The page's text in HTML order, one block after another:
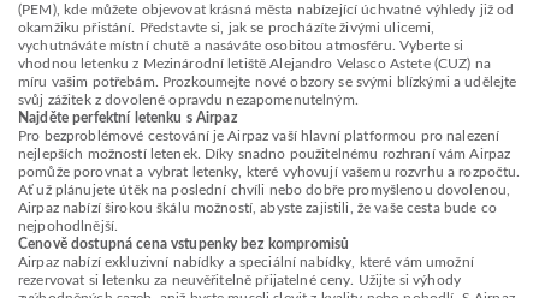
(PEM), kde můžete objevovat krásná města nabízející úchvatné výhledy již od
okamžiku přistání. Představte si, jak se procházíte živými ulicemi,
vychutnáváte místní chutě a nasáváte osobitou atmosféru. Vyberte si
vhodnou letenku z Mezinárodní letiště Alejandro Velasco Astete (CUZ) na
míru vašim potřebám. Prozkoumejte nové obzory se svými blízkými a udělejte
svůj zážitek z dovolené opravdu nezapomenutelným.
Najděte perfektní letenku s Airpaz
Pro bezproblémové cestování je Airpaz vaší hlavní platformou pro nalezení
nejlepších možností letenek. Díky snadno použitelnému rozhraní vám Airpaz
pomůže porovnat a vybrat letenky, které vyhovují vašemu rozvrhu a rozpočtu.
Ať už plánujete útěk na poslední chvíli nebo dobře promyšlenou dovolenou,
Airpaz nabízí širokou škálu možností, abyste zajistili, že vaše cesta bude co
nejpohodlnější.
Cenově dostupná cena vstupenky bez kompromisů
Airpaz nabízí exkluzivní nabídky a speciální nabídky, které vám umožní
rezervovat si letenku za neuvěřitelně přijatelné ceny. Užijte si výhody